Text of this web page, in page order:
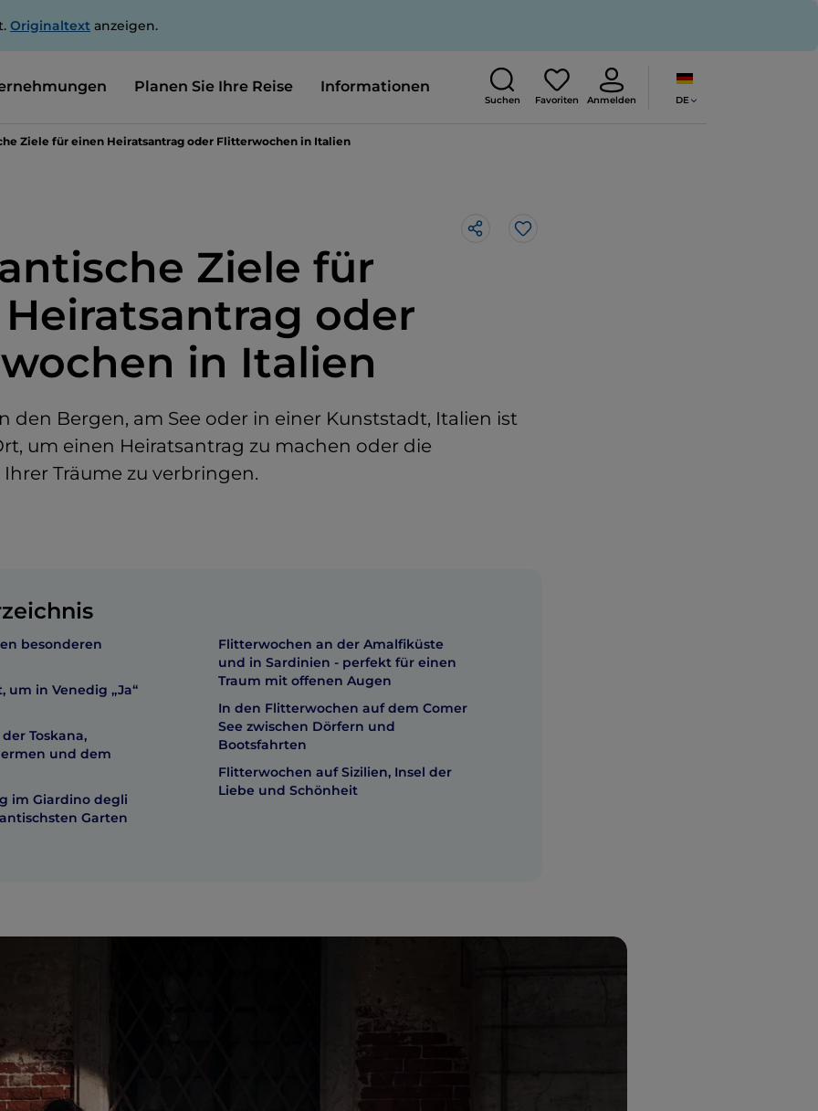
Originaltext anzeigen.
Planen Sie Ihre Reise Informationen
Suchen Favoriten Anmelden DE
Ziele für einen Heiratsantrag oder Flitterwochen in Italien
Ziele für
oder
in Italien
den Bergen, am See oder in einer Kunststadt, Italien ist
um einen Heiratsantrag zu machen oder die
Träume zu verbringen.
Like
besonderen
um in Venedig „Ja“
Toskana,
und dem
im Giardino degli
Garten
Flitterwochen an der Amalfiküste
und in Sardinien - perfekt für einen
Traum mit offenen Augen
In den Flitterwochen auf dem Comer
See zwischen Dörfern und
Bootsfahrten
Flitterwochen auf Sizilien, Insel der
Liebe und Schönheit